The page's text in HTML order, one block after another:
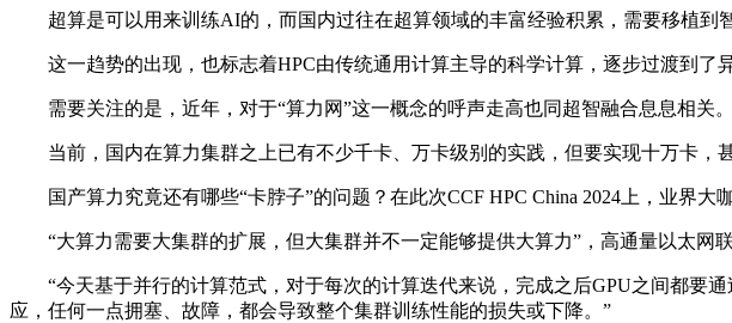
超算是可以用来训练AI的，而国内过往在超算领域的丰富经验积累，需要移植到
这一趋势的出现，也标志着HPC由传统通用计算主导的科学计算，逐步过渡到了
需要关注的是，近年，对于“算力网”这一概念的呼声走高也同超智融合息息相关
当前，国内在算力集群之上已有不少千卡、万卡级别的实践，但要实现十万卡，甚
国产算力究竟还有哪些“卡脖子”的问题？在此次CCF HPC China 2024上，业界大
“大算力需要大集群的扩展，但大集群并不一定能够提供大算力”，高通量以太网
“今天基于并行的计算范式，对于每次的计算迭代来说，完成之后GPU之间都要通
应，任何一点拥塞、故障，都会导致整个集群训练性能的损失或下降。”